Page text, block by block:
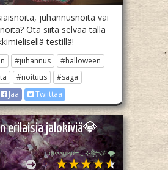
juhannusnoita vai
Ota siitä selvää tällä
testillä!
#juhannus
#halloween
#noituus
#saga
Jaa
Twiittaa
erilaisia jalokiviä💎
ᴏᴘᴀᴀʟɪӄᴜᴜᯓ₊ ⊹꧂🌌🌪